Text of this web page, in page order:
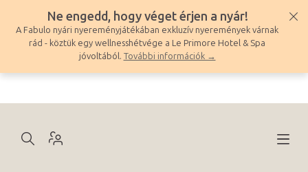
tartalomhoz
Ne engedd, hogy véget érjen a nyár!
A Fabulo nyári nyereményjátékában exkluzív nyeremények várnak
rád - köztük egy wellnesshétvége a Le Primore Hotel & Spa
jóvoltából. További információk →